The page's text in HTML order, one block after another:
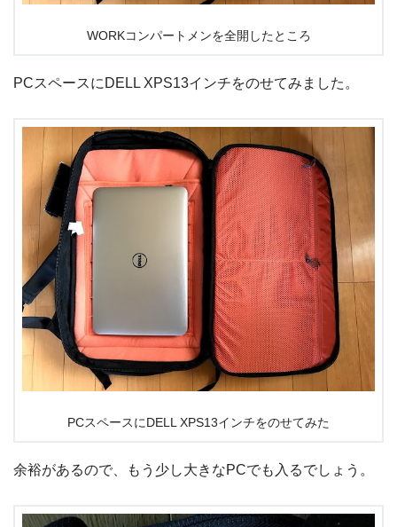
WORKコンパートメンを全開したところ
PCスペースにDELL XPS13インチをのせてみました。
PCスペースにDELL XPS13インチをのせてみた
余裕があるので、もう少し大きなPCでも入るでしょう。